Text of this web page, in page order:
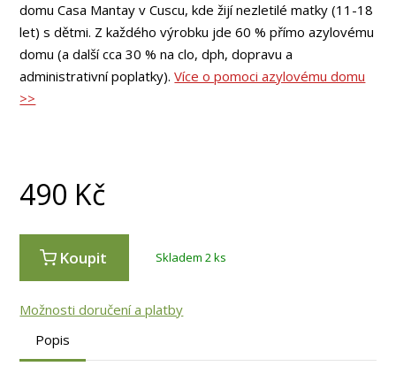
domu Casa Mantay v Cuscu, kde žijí nezletilé matky (11-18
let) s dětmi. Z každého výrobku jde 60 % přímo azylovému
domu (a další cca 30 % na clo, dph, dopravu a
administrativní poplatky).Více o pomoci azylovému domu
>>
490 Kč
Koupit Skladem 2 ks
Možnosti doručení a platby
Popis